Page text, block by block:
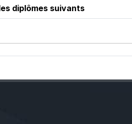
diplômes suivants